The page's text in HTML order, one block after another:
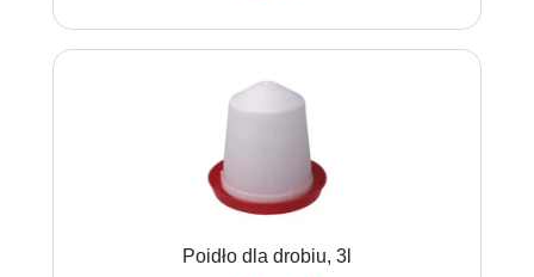
Poidło dla drobiu, 3l